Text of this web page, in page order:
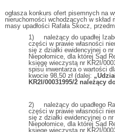
ogłasza konkurs ofert pisemnych na
nieruchomości wchodzących w skład
masy upadłości Rafała Skocz,
1) należący do upadłej
części w prawie własności
się z działki ewidencyjnej o
Niepołomice, dla której Sąd
księgę wieczystą nr KR2I/
spisu inwentarza o wartości
kwocie 98,50 zł (dalej:
KR2I/00031995/2 należący
2) należący do upadłego
części w prawie własności
się z działki ewidencyjnej o
Niepołomice, dla której Sąd
księgę wieczystą nr KR2I/